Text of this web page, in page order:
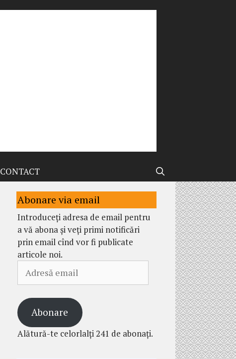
CONTACT
Abonare via email
Introduceți adresa de email pentru
a vă abona și veți primi notificări
prin email cînd vor fi publicate
articole noi.
email
Abonare
Alătură-te celorlalți 241 de abonați.